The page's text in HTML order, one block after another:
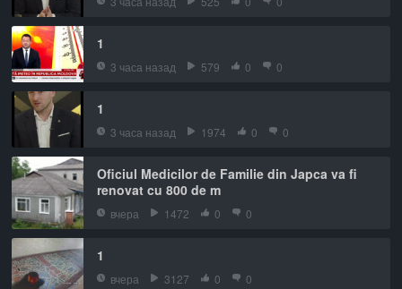
1
3 часа назад 579 0 0
1
3 часа назад 1974 0 0
Oficiul Medicilor de Familie din Japca va fi
renovat cu 800 de m
вчера 1472 0 0
1
вчера 3127 0 0